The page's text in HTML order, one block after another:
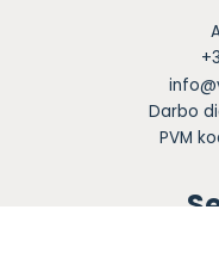
Darbo
PVM